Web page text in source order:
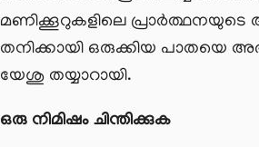
മണിക്കൂറുകളിലെ
തനിക്കായി ഒരുക്കിയ പാതയെ
യേശു തയ്യാറായി.
ഒരു നിമിഷം ചിന്തിക്കുക